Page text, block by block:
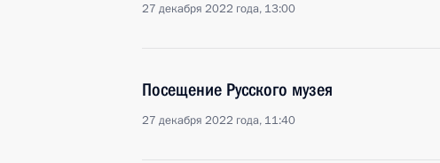
27 декабря 2022 года, 13:00
Посещение Русского музея
27 декабря 2022 года, 11:40